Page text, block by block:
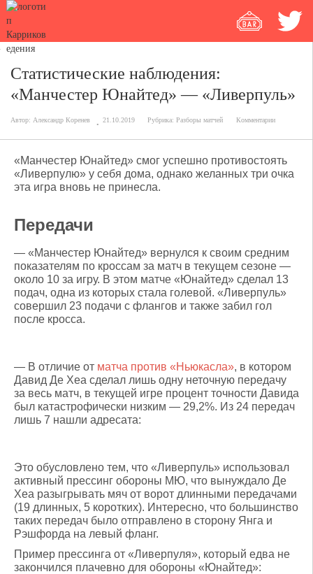
Статистические наблюдения:
«Манчестер Юнайтед» — «Ливерпуль»
Автор: Александр Коренев 21.10.2019 Рубрика: Разборы матчей Комментарии
«Манчестер Юнайтед» смог успешно противостоять
«Ливерпулю» у себя дома, однако желанных три очка
эта игра вновь не принесла.
Передачи
— «Манчестер Юнайтед» вернулся к своим средним
показателям по кроссам за матч в текущем сезоне —
около 10 за игру. В этом матче «Юнайтед» сделал 13
подач, одна из которых стала голевой. «Ливерпуль»
совершил 23 подачи с флангов и также забил гол
после кросса.
— В отличие от матча против «Ньюкасла», в котором
Давид Де Хеа сделал лишь одну неточную передачу
за весь матч, в текущей игре процент точности Давида
был катастрофически низким — 29,2%. Из 24 передач
лишь 7 нашли адресата:
Это обусловлено тем, что «Ливерпуль» использовал
активный прессинг обороны МЮ, что вынуждало Де
Хеа разыгрывать мяч от ворот длинными передачами
(19 длинных, 5 коротких). Интересно, что большинство
таких передач было отправлено в сторону Янга и
Рэшфорда на левый фланг.
Пример прессинга от «Ливерпуля», который едва не
закончился плачевно для обороны «Юнайтед»: